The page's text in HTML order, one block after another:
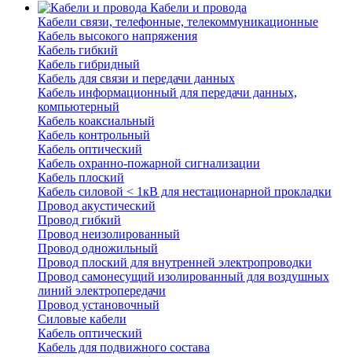
Кабели и провода
Кабели связи, телефонные, телекоммуникационные
Кабель высокого напряжения
Кабель гибкий
Кабель гибридный
Кабель для связи и передачи данных
Кабель информационный для передачи данных,
компьютерный
Кабель коаксиальный
Кабель контрольный
Кабель оптический
Кабель охранно-пожарной сигнализации
Кабель плоский
Кабель силовой < 1кВ для нестационарной прокладки
Провод акустический
Провод гибкий
Провод неизолированный
Провод одножильный
Провод плоский для внутренней электропроводки
Провод самонесущий изолированный для воздушных
линий электропередачи
Провод установочный
Силовые кабели
Кабель оптический
Кабель для подвижного состава